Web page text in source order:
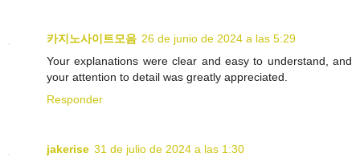
카지노사이트모음 26 de junio de 2024 a las 5:29
Your explanations were clear and easy to understand, and
your attention to detail was greatly appreciated.
Responder
jakerise 31 de julio de 2024 a las 1:30